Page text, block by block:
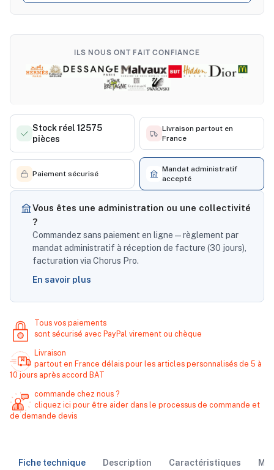
ILS NOUS ONT FAIT CONFIANCE
Stock réel 12575
pièces
Livraison partout en
France
Paiement sécurisé
Mandat administratif
accepté
Vous êtes une administration ou une collectivité
?
Commandez sans paiement en ligne — règlement par
mandat administratif à réception de facture (30 jours),
facturation via Chorus Pro.
En savoir plus
Tous vos paiements
sont sécurisé avec PayPal virement ou chèque
Livraison
partout en France délais pour les articles personnalisés de 5 à
10 jours après accord BAT
commande chez nous ?
cliquez ici pour être aider dans le processus de commande et
de demande devis
Fiche technique Description Caractéristiques